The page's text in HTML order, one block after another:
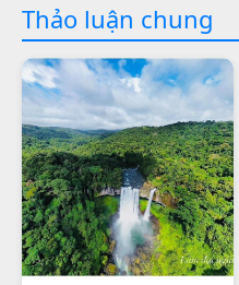
Thảo luận chung